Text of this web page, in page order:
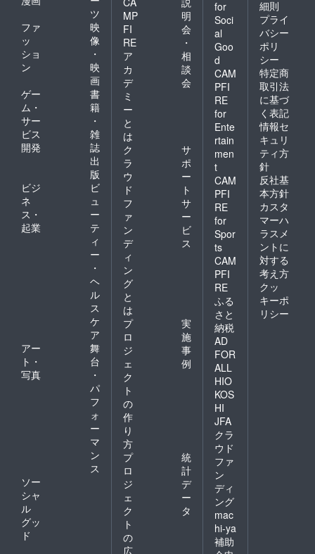
ツ
ファ
ッ
ショ
ン
映
像
・
映
画
ゲー
ム・
サー
ビス
開発
書
籍
・
雑
誌
出
版
ビジ
ネ
ス・
起業
ビ
ュ
ー
テ
ィ
ー
・
ヘ
ル
ス
ケ
ア
アー
ト・
写真
舞
台
・
パ
フ
ォ
ー
マ
ン
ス
ソー
シャ
ル
グッ
ド
MP
FI
RE
ア
カ
デ
ミ
ー
と
は
明
会
・
相
談
会
ク
ラ
ウ
ド
フ
ァ
ン
デ
ィ
ン
グ
と
は
サ
ポ
ー
ト
サ
ー
ビ
ス
プ
ロ
ジ
ェ
ク
ト
の
作
り
方
実
施
事
例
プ
ロ
ジ
ェ
ク
ト
の
広
統
計
デ
ー
タ
for
Soci
al
Goo
d
CAM
PFI
RE
for
Ente
rtain
men
t
CAM
PFI
RE
for
Spor
ts
CAM
PFI
RE
ふる
さと
納税
AD
FOR
ALL
HIO
KOS
HI
JFA
クラ
ウド
ファ
ン
ディ
ング
mac
hi-ya
補助
細則
プライ
バシー
ポリ
シー
特定商
取引法
に基づ
く表記
情報セ
キュリ
ティ方
針
反社基
本方針
カスタ
マーハ
ラスメ
ントに
対する
考え方
クッ
キーポ
リシー